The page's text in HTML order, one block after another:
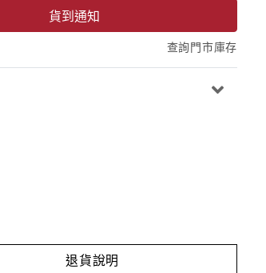
貨到通知
查詢門市庫存
退貨說明